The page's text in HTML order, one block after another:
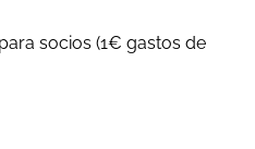
socios (1€ gastos de